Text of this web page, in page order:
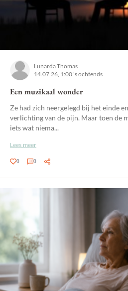
Lunarda Thomas
14.07.26, 1:00 's ochtends
Een muzikaal wonder
Ze had zich neergelegd bij het einde
verlichting van de pijn. Maar toen de
iets wat niema...
Lees meer
0 0